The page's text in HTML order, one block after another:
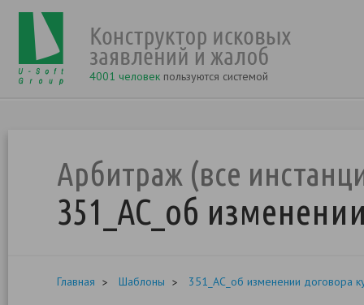
4001 человек пользуются системой
Арбитраж (все
351_АС_об
Главная Шаблоны 351_АС_об изменении договора